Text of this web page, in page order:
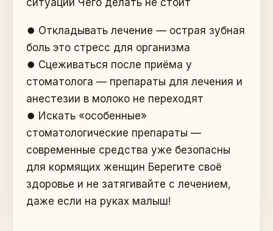
ситуаций Чего делать не стоит
⏺️ Откладывать лечение — острая зубная
боль это стресс для организма
⏺️ Сцеживаться после приёма у
стоматолога — препараты для лечения и
анестезии в молоко не переходят
⏺️ Искать «особенные»
стоматологические препараты —
современные средства уже безопасны
для кормящих женщин Берегите своё
здоровье и не затягивайте с лечением,
даже если на руках малыш!